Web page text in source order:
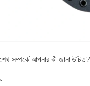
শেথ সম্পর্কে আপনার কী জানা উচিত?